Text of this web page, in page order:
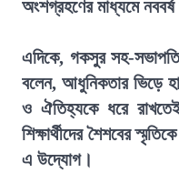
অংশগ্রহণের মাধ্যমে
এদিকে, গকসুর সহ-
বলেন, আধুনিকতার ভিড়ে
ও ঐতিহ্যকে ধরে
শিক্ষার্থীদের শৈশবের
এ উদ্যোগ।